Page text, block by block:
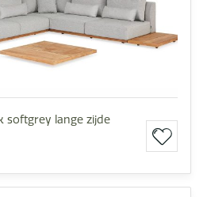
softgrey lange zijde